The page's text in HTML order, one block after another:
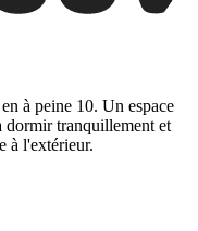
à peine 10. Un espace
dormir tranquillement et
à l'extérieur.